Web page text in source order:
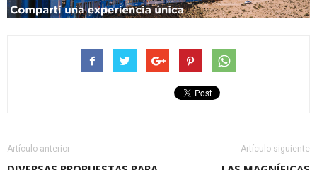
Artículo anterior Artículo siguiente